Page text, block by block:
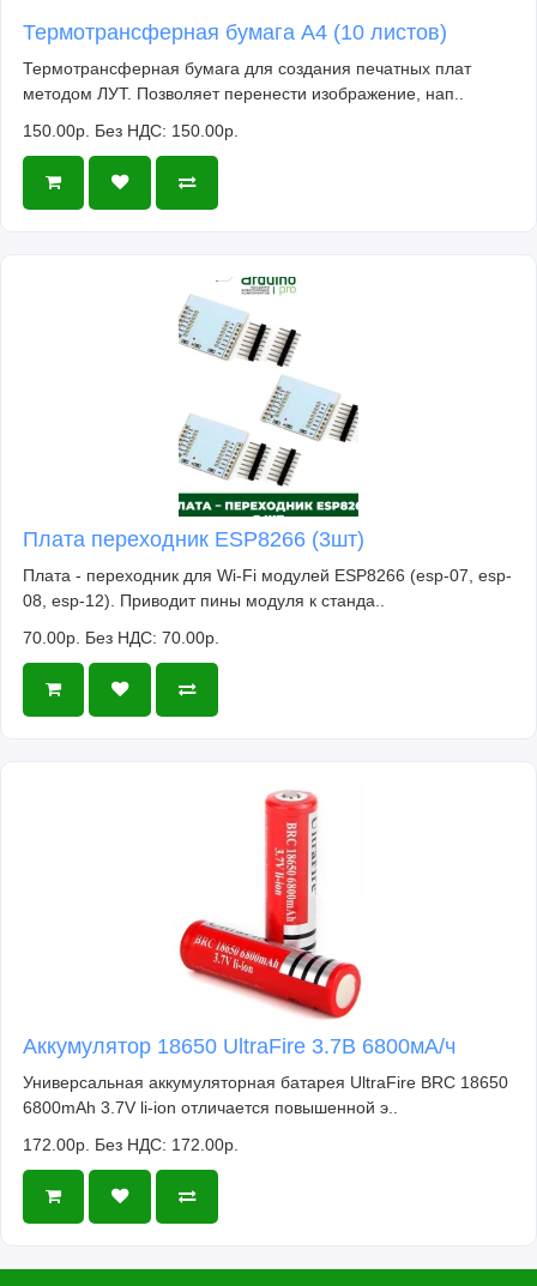
Термотрансферная бумага А4 (10 листов)
Термотрансферная бумага для создания печатных плат
методом ЛУТ. Позволяет перенести изображение, нап..
150.00р. Без НДС: 150.00р.
Плата переходник ESP8266 (3шт)
Плата - переходник для Wi-Fi модулей ESP8266 (esp-07, esp-
08, esp-12). Приводит пины модуля к станда..
70.00р. Без НДС: 70.00р.
Аккумулятор 18650 UltraFire 3.7В 6800мА/ч
Универсальная аккумуляторная батарея UltraFire BRC 18650
6800mAh 3.7V li-ion отличается повышенной э..
172.00р. Без НДС: 172.00р.